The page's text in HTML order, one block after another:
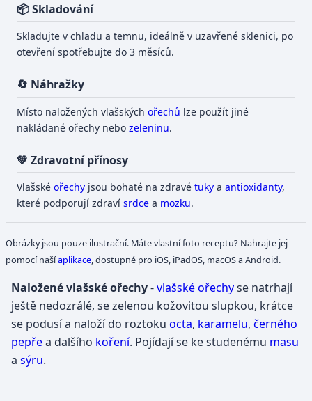
📦 Skladování
Skladujte v chladu a temnu, ideálně v uzavřené sklenici, po
otevření spotřebujte do 3 měsíců.
🔄 Náhražky
Místo naložených vlašskýchořechů lze použít jiné
nakládané ořechy nebozeleninu.
💚 Zdravotní přínosy
Vlašskéořechy jsou bohaté na zdravétuky aantioxidanty,
které podporují zdravísrdce a mozku.
Obrázky jsou pouze ilustrační. Máte vlastní foto receptu? Nahrajte jej
pomocí našíaplikace , dostupné pro iOS, iPadOS, macOS a Android.
Naložené vlašské ořechy-vlašské ořechyse natrhají
ještě nedozrálé, se zelenou kožovitou slupkou, krátce
se podusí a naloží do roztoku octa, karamelu, černého
pepřea dalšího koření. Pojídají se ke studenému masu
a sýru.